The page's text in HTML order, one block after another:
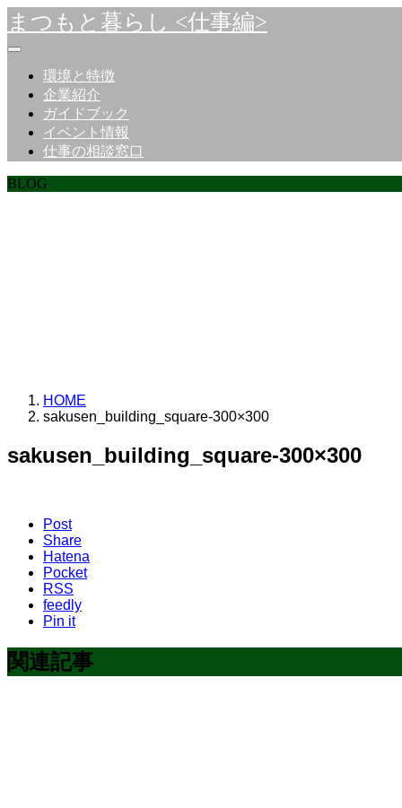
まつもと暮らし <仕事編>
環境と特徴
企業紹介
ガイドブック
イベント情報
仕事の相談窓口
BLOG
HOME
sakusen_building_square-300×300
sakusen_building_square-300×300
Post
Share
Hatena
Pocket
RSS
feedly
Pin it
関連記事